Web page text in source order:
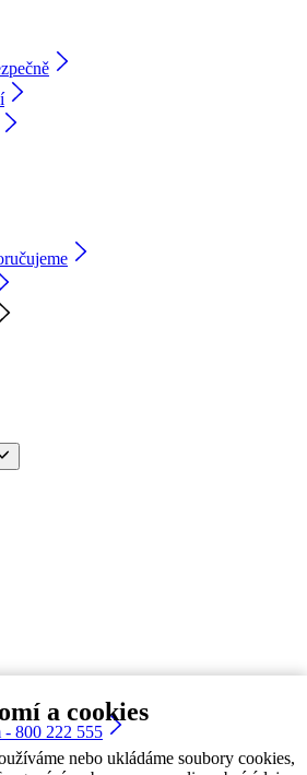
a cookies
nebo ukládáme soubory cookies,
- 800 222 555